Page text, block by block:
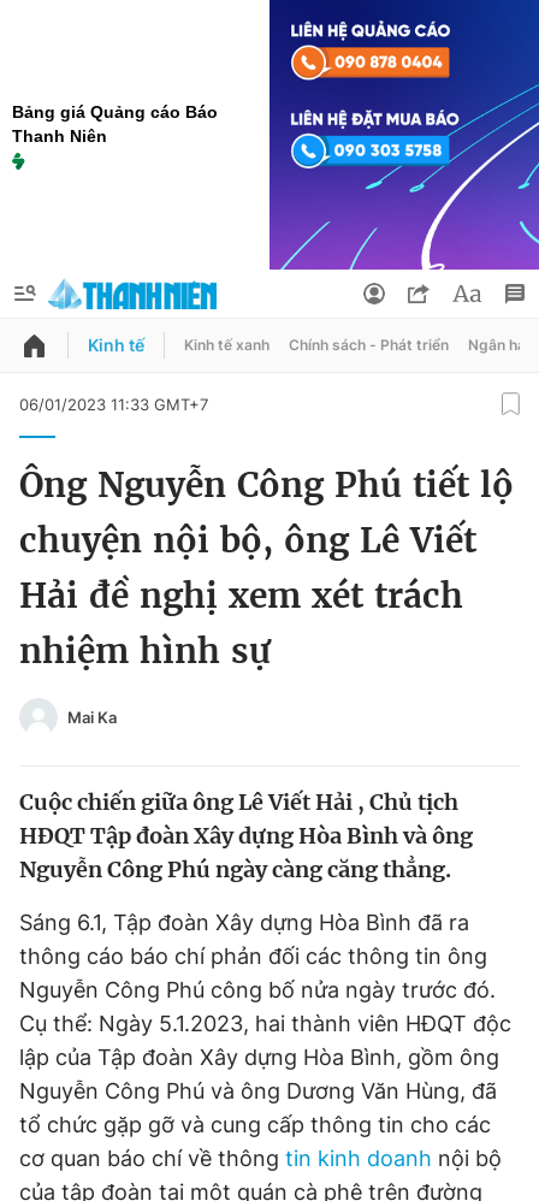
Bảng giá Quảng cáo Báo
Thanh Niên
QUẢNG CÁO
Chuyên mục
Chuyên mục khác
Chào ngày mới
Tin thị trường
Sản phẩm khác
Tiện ích Bạn cần biết
Thông tin tòa soạn Liên hệ quảng cáo
Đọc Thanh Niên trên điện thoại
Đổi mật khẩu
Tin đã lưu
Tin đã xem
Đăng xuất
Kinh tế Kinh tế xanh Chính sách - Phát triển Ngân
06/01/2023 11:33 GMT+7
Ông Nguyễn Công Phú tiết lộ
chuyện nội bộ, ông Lê Viết
Hải đề nghị xem xét trách
nhiệm hình sự
Mai Ka
Cuộc chiến giữa ông Lê Viết Hải , Chủ tịch
HĐQT Tập đoàn Xây dựng Hòa Bình và ông
Nguyễn Công Phú ngày càng căng thẳng.
Sáng 6.1, Tập đoàn Xây dựng Hòa Bình đã ra
thông cáo báo chí phản đối các thông tin ông
Nguyễn Công Phú công bố nửa ngày trước đó.
Cụ thể: Ngày 5.1.2023, hai thành viên HĐQT độc
lập của Tập đoàn Xây dựng Hòa Bình, gồm ông
Nguyễn Công Phú và ông Dương Văn Hùng, đã
tổ chức gặp gỡ và cung cấp thông tin cho các
cơ quan báo chí về thông tin kinh doanh nội bộ
của tập đoàn tại một quán cà phê trên đường